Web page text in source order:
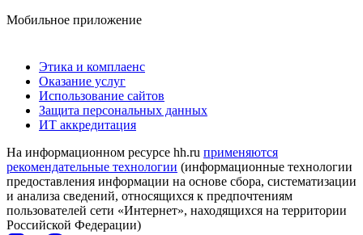
Мобильное приложение
Этика и комплаенс
Оказание услуг
Использование сайтов
Защита персональных данных
ИТ аккредитация
На информационном ресурсе hh.ru применяются
рекомендательные технологии (информационные технологии
предоставления информации на основе сбора, систематизации
и анализа сведений, относящихся к предпочтениям
пользователей сети «Интернет», находящихся на территории
Российской Федерации)